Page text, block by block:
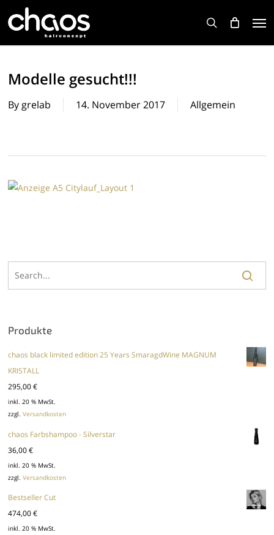
search
Modelle gesucht!!!
By grelab 14. November 2017 Allgemein
Produkte
chaos black limited edition 25 Years SmaragdWine MAGNUM
KRISTALL
295,00€
inkl. 20 % MwSt.
zzgl.Versandkosten
chaos Farbshampoo - Silverstar
36,00€
inkl. 20 % MwSt.
zzgl.Versandkosten
Bestseller Cut
474,00€
inkl. 20 % MwSt.